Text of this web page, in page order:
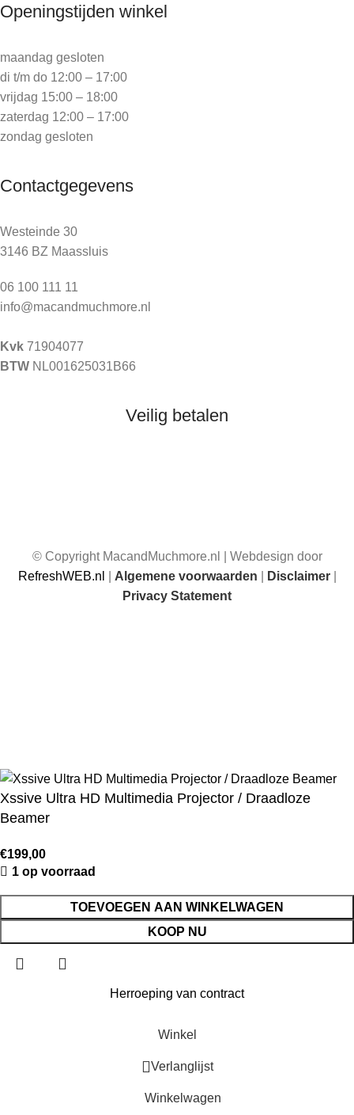
Openingstijden winkel
maandag gesloten
di t/m do 12:00 – 17:00
vrijdag 15:00 – 18:00
zaterdag 12:00 – 17:00
zondag gesloten
Contactgegevens
Westeinde 30
3146 BZ Maassluis
06 100 111 11
info@macandmuchmore.nl
Kvk 71904077
BTW NL001625031B66
Veilig betalen
© Copyright MacandMuchmore.nl | Webdesign door
RefreshWEB.nl
Algemene voorwaarden Disclaimer|
Privacy Statement
Xssive Ultra HD Multimedia Projector / Draadloze
Beamer
€199,00
1 op voorraad
TOEVOEGEN AAN WINKELWAGEN
KOOP NU
Herroeping van contract
Winkel
Verlanglijst
Winkelwagen